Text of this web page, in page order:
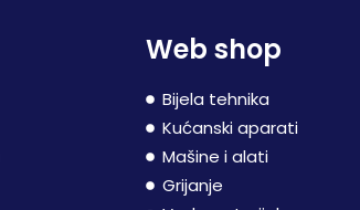
Web shop
Bijela tehnika
Kućanski aparati
Mašine i alati
Grijanje